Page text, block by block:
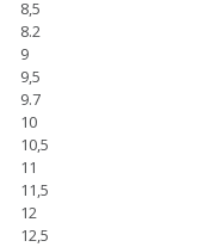
8,5
8.2
9
9,5
9.7
10
10,5
11
11,5
12
12,5